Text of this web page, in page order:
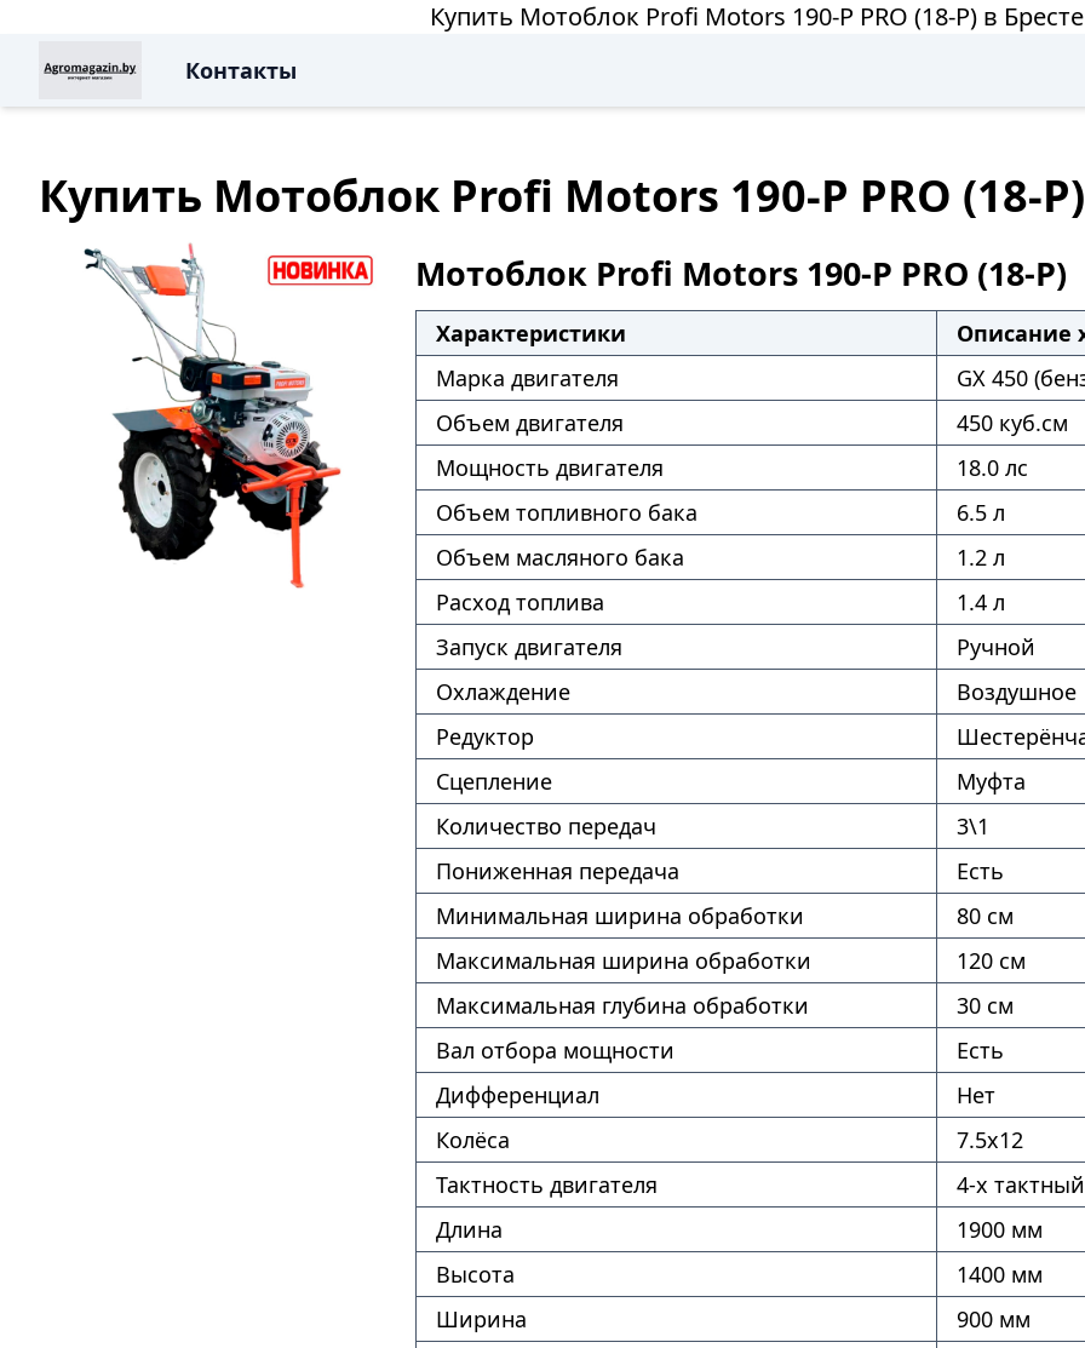
Купить Мотоблок Profi Motors 190-P PRO (18-P) в
Контакты
Купить Мотоблок Profi Motors 190-P PRO (18-
Мотоблок Profi Motors 190-P PRO (18-P)
Характеристики
Описание
Марка двигателя
GX 450
Объем двигателя
450 куб.см
Мощность двигателя
18.0 лс
Объем топливного бака
6.5 л
Объем масляного бака
1.2 л
Расход топлива
1.4 л
Запуск двигателя
Ручной
Охлаждение
Воздушное
Редуктор
Сцепление
Муфта
Количество передач
3\1
Пониженная передача
Есть
Минимальная ширина обработки
80 см
Максимальная ширина обработки
120 см
Максимальная глубина обработки
30 см
Вал отбора мощности
Есть
Дифференциал
Нет
Колёса
7.5х12
Тактность двигателя
4-х тактный
Длина
1900 мм
Высота
1400 мм
Ширина
900 мм